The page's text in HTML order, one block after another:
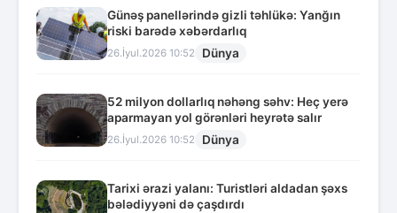
Günəş panellərində gizli təhlükə: Yanğın
riski barədə xəbərdarlıq
26.İyul.2026 10:52 Dünya
52 milyon dollarlıq nəhəng səhv: Heç yerə
aparmayan yol görənləri heyrətə salır
26.İyul.2026 10:52 Dünya
Tarixi ərazi yalanı: Turistləri aldadan şəxs
bələdiyyəni də çaşdırdı